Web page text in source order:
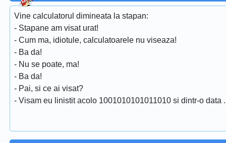
Vine calculatorul dimineata la stapan:
- Stapane am visat urat!
- Cum ma, idiotule, calculatoarele nu viseaza!
- Ba da!
- Nu se poate, ma!
- Ba da!
- Pai, si ce ai visat?
- Visam eu linistit acolo 1001010101011010 si dintr-o data